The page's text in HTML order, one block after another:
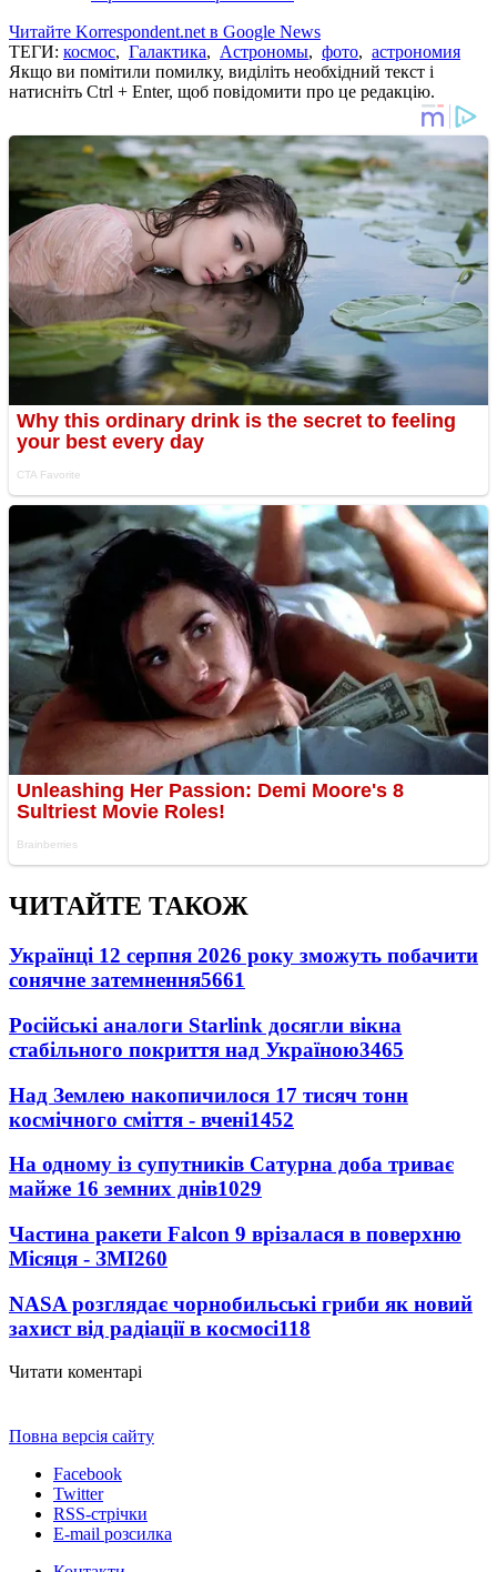
Читайте Korrespondent.net в Google News
ТЕГИ: космос, Галактика, Астрономы, фото, астрономия
Якщо ви помітили помилку, виділіть необхідний текст і
натисніть Ctrl + Enter, щоб повідомити про це редакцію.
ЧИТАЙТЕ ТАКОЖ
Українці 12 серпня 2026 року зможуть побачити
сонячне затемнення5661
Російські аналоги Starlink досягли вікна
стабільного покриття над Україною3465
Над Землею накопичилося 17 тисяч тонн
космічного сміття - вчені1452
На одному із супутників Сатурна доба триває
майже 16 земних днів1029
Частина ракети Falcon 9 врізалася в поверхню
Місяця - ЗМІ260
NASA розглядає чорнобильські гриби як новий
захист від радіації в космосі118
Читати коментарі
Повна версія сайту
Facebook
Twitter
RSS-стрічки
E-mail розсилка